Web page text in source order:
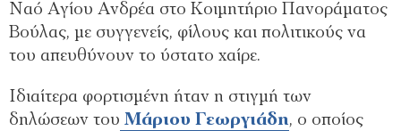
Ναό Αγίου Ανδρέα στο Κοιμητήριο Πανοράματος
Βούλας, με συγγενείς, φίλους και πολιτικούς να
του απευθύνουν το ύστατο χαίρε.
Ιδιαίτερα φορτισμένη ήταν η στιγμή των
δηλώσεων του Μάριου Γεωργιάδη, ο οποίος